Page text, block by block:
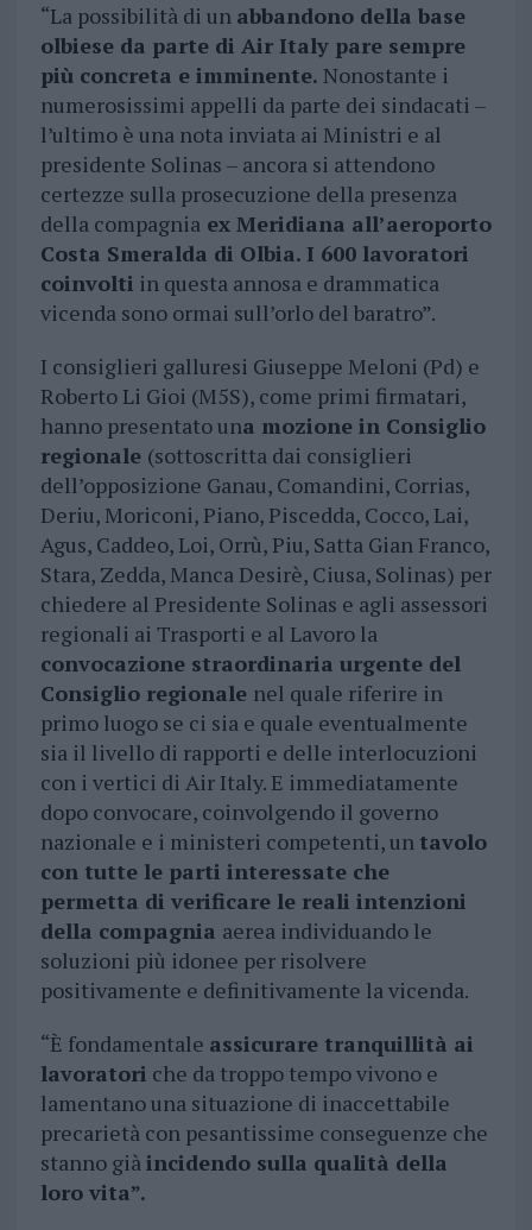
“La possibilità di un abbandono della base
olbiese da parte di Air Italy pare sempre
più concreta e imminente. Nonostante i
numerosissimi appelli da parte dei sindacati –
l’ultimo è una nota inviata ai Ministri e al
presidente Solinas – ancora si attendono
certezze sulla prosecuzione della presenza
della compagniaex Meridiana all’aeroporto
Costa Smeralda di Olbia. I 600 lavoratori
coinvolti in questa annosa e drammatica
vicenda sono ormai sull’orlo del baratro”.
I consiglieri galluresi Giuseppe Meloni (Pd) e
Roberto Li Gioi (M5S), come primi firmatari,
hanno presentato una mozione in Consiglio
regionale (sottoscritta dai consiglieri
dell’opposizione Ganau, Comandini, Corrias,
Deriu, Moriconi, Piano, Piscedda, Cocco, Lai,
Agus, Caddeo, Loi, Orrù, Piu, Satta Gian Franco,
Stara, Zedda, Manca Desirè, Ciusa, Solinas) per
chiedere al Presidente Solinas e agli assessori
regionali ai Trasporti e al Lavoro la
convocazione straordinaria urgente del
Consiglio regionale nel quale riferire in
primo luogo se ci sia e quale eventualmente
sia il livello di rapporti e delle interlocuzioni
con i vertici di Air Italy. E immediatamente
dopo convocare, coinvolgendo il governo
nazionale e i ministeri competenti, un tavolo
con tutte le parti interessate che
permetta di verificare le reali intenzioni
della compagnia aerea individuando le
soluzioni più idonee per risolvere
positivamente e definitivamente la vicenda.
“È fondamentale assicurare tranquillità ai
lavoratori che da troppo tempo vivono e
lamentano una situazione di inaccettabile
precarietà con pesantissime conseguenze che
stanno giàincidendo sulla qualità della
loro vita”.